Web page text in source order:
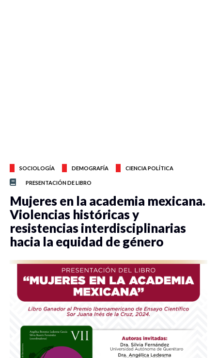
SOCIOLOGÍA DEMOGRAFÍA CIENCIA POLÍTICA
PRESENTACIÓN DE LIBRO
Mujeres en la academia mexicana.
Violencias históricas y
resistencias interdisciplinarias
hacia la equidad de género